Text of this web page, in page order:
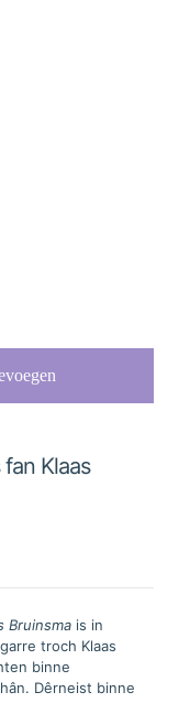
Klaas
Bruinsmais in
troch Klaas
binne
Dêrneist binne